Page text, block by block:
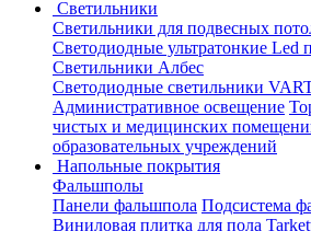
Светильники
Светильники для подвесных
Светодиодные ультратонкие Led
Светильники Албес
Светодиодные светильники
Административное освещение
чистых и медицинских
образовательных учреждений
Напольные покрытия
Фальшполы
Панели фальшпола Подсистема
Виниловая плитка для пола